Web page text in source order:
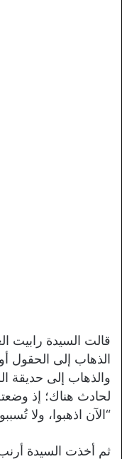
قالت السيدة رابيت
الذهاب إلى الحقول
والذهاب إلى حديقة
لحادث هناك؛ إذ
“الآن اذهبوا، ولا
ثم أخذت السيدة